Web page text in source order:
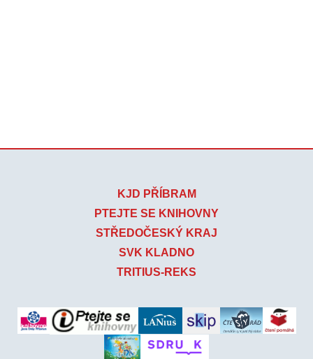
KJD PŘÍBRAM
PTEJTE SE KNIHOVNY
STŘEDOČESKÝ KRAJ
SVK KLADNO
TRITIUS-REKS